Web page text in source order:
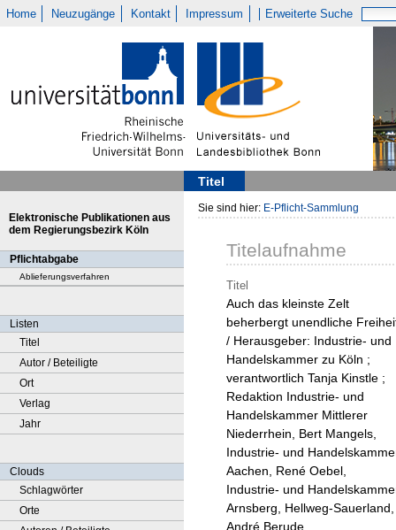
Home Neuzugänge Kontakt Impressum Erweiterte Suche
Titel
Elektronische Publikationen aus
dem Regierungsbezirk Köln
Pflichtabgabe
Ablieferungsverfahren
Listen
Titel
Autor / Beteiligte
Ort
Verlag
Jahr
Clouds
Schlagwörter
Orte
Sie sind hier: E-Pflicht-Sammlung
Titelaufnahme
Titel
Auch das kleinste Zelt
beherbergt unendliche
/ Herausgeber: Industrie- und
Handelskammer zu Köln ;
verantwortlich Tanja Kinstle ;
Redaktion Industrie- und
Handelskammer Mittlerer
Niederrhein, Bert Mangels,
Industrie- und
Aachen, René Oebel,
Industrie- und
Arnsberg, Hellweg-Sauerland,
André Berude